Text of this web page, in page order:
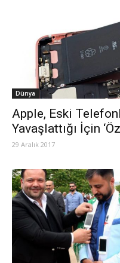
Dünya
Apple, Eski
Yavaşlattığı İçin
29 Aralık 2017